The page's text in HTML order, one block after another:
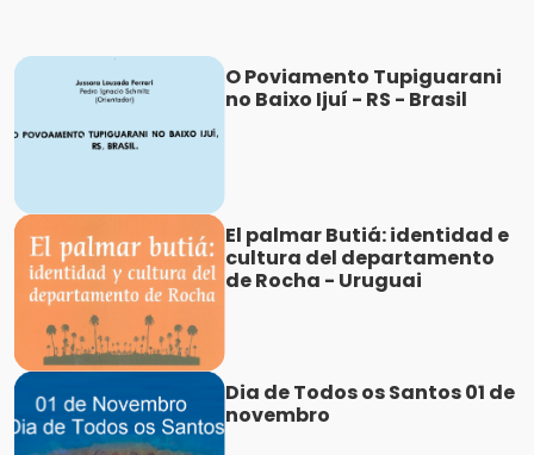
O Poviamento Tupiguarani
no Baixo Ijuí - RS - Brasil
El palmar Butiá: identidad e
cultura del departamento
de Rocha - Uruguai
Dia de Todos os Santos 01 de
novembro